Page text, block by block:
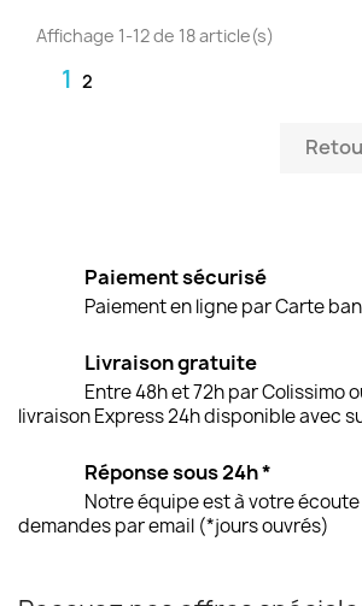
Affichage 1-12 de 18 article(s)
1 2
Paiement sécurisé
Paiement en ligne par Carte
Livraison gratuite
Entre 48h et 72h par Colissimo
livraison Express 24h disponible avec
Réponse sous 24h *
Notre équipe est à votre
demandes par email (*jours ouvrés)